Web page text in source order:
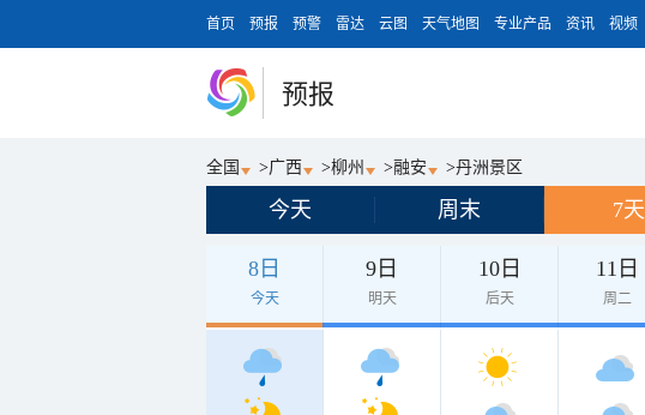
首页 预报 预警 雷达 云图 天气地图 专业产品 资讯 视频
预报
全国 >广西 >柳州 >融安 >丹洲景区
今天 周末 7天
8日
今天
9日
明天
10日
后天
11日
周二